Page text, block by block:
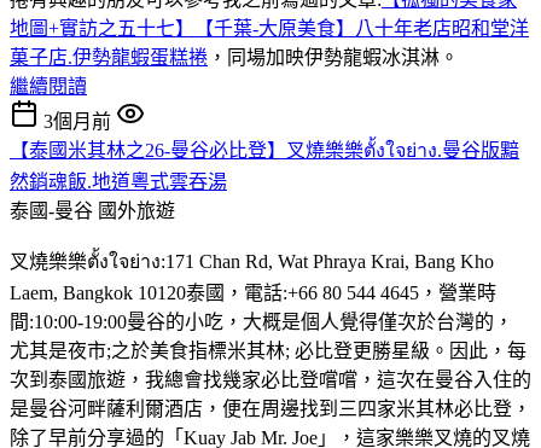
地圖+實訪之五十七】【千葉-大原美食】八十年老店昭和堂洋
菓子店.伊勢龍蝦蛋糕捲 ，同場加映伊勢龍蝦冰淇淋。
繼續閱讀
3個月前
【泰國米其林之26-曼谷必比登】叉燒樂樂ตั้งใจย่าง.曼谷版黯
然銷魂飯.地道粵式雲吞湯
泰國-曼谷 國外旅遊
叉燒樂樂ตั้งใจย่าง:171 Chan Rd, Wat Phraya Krai, Bang Kho
Laem, Bangkok 10120泰國，電話:+66 80 544 4645，營業時
間:10:00-19:00曼谷的小吃，大概是個人覺得僅次於台灣的，
尤其是夜市;之於美食指標米其林; 必比登更勝星級。因此，每
次到泰國旅遊，我總會找幾家必比登嚐嚐，這次在曼谷入住的
是曼谷河畔薩利爾酒店，便在周邊找到三四家米其林必比登，
除了早前分享過的「Kuay Jab Mr. Joe」，這家樂樂叉燒的叉燒